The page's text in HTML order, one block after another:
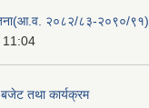
२०८२/८३-२०९०/९१)
तथा कार्यक्रम